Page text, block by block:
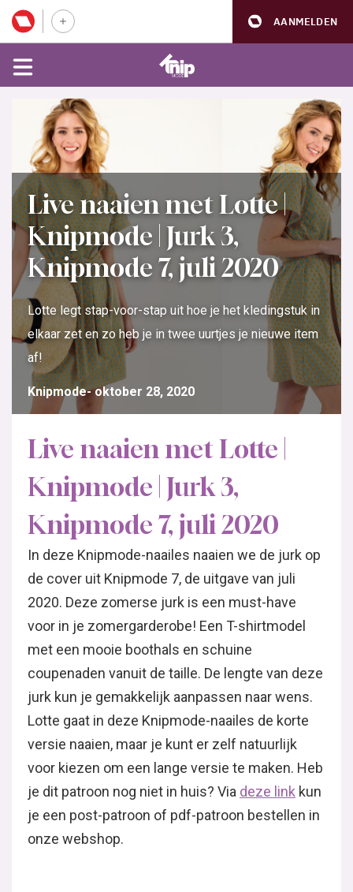
AANMELDEN
Live naaien met Lotte |
Knipmode | Jurk 3,
Knipmode 7, juli 2020
Lotte legt stap-voor-stap uit hoe je het kledingstuk in
elkaar zet en zo heb je in twee uurtjes je nieuwe item
af!
Knipmode oktober 28, 2020
Live naaien met Lotte |
Knipmode | Jurk 3,
Knipmode 7, juli 2020
In deze Knipmode-naailes naaien we de jurk op
de cover uit Knipmode 7, de uitgave van juli
2020. Deze zomerse jurk is een must-have
voor in je zomergarderobe! Een T-shirtmodel
met een mooie boothals en schuine
coupenaden vanuit de taille. De lengte van deze
jurk kun je gemakkelijk aanpassen naar wens.
Lotte gaat in deze Knipmode-naailes de korte
versie naaien, maar je kunt er zelf natuurlijk
voor kiezen om een lange versie te maken. Heb
je dit patroon nog niet in huis? Via deze link kun
je een post-patroon of pdf-patroon bestellen in
onze webshop.